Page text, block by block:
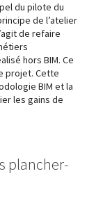
du pilote du
de l’atelier
de refaire
hors BIM. Ce
projet. Cette
BIM et la
les gains de
plancher-